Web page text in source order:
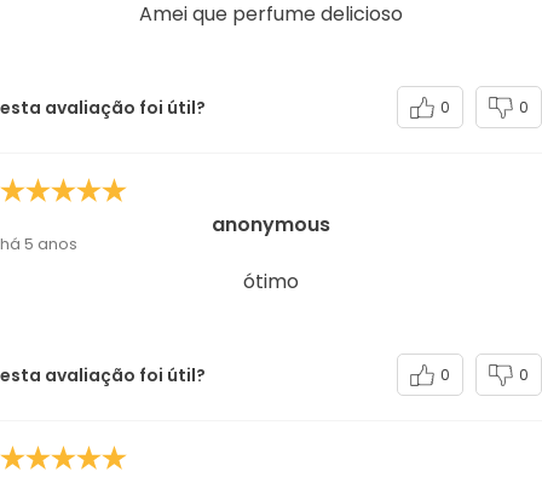
Amei que perfume delicioso
esta avaliação foi útil? 0 0
anonymous
há 5 anos
ótimo
esta avaliação foi útil? 0 0